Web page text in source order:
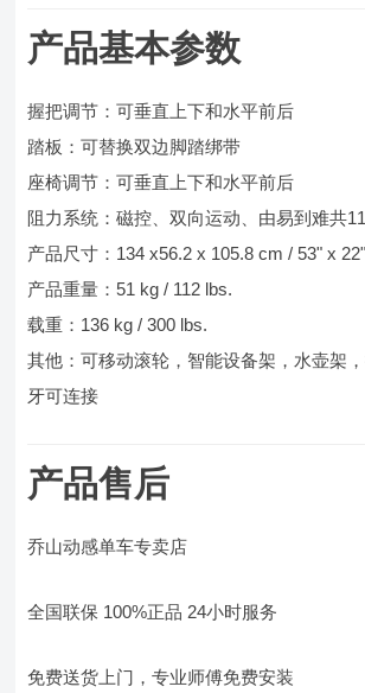
产品基本参数
握把调节：可垂直上下和水平前后
踏板：可替换双边脚踏绑带
座椅调节：可垂直上下和水平前后
阻力系统：磁控、双向运动、由易到难共
产品尺寸：134 x56.2 x 105.8 cm / 53" x
产品重量：51 kg / 112 lbs.
载重：136 kg / 300 lbs.
其他：可移动滚轮，智能设备架，水壶架
牙可连接
产品售后
乔山动感单车专卖店
全国联保 100%正品 24小时服务
免费送货上门，专业师傅免费安装